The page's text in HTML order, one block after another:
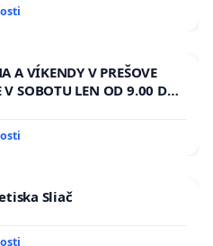
A VÍKENDY V PREŠOVE
V SOBOTU LEN OD 9.00 DO
TÝŽDEŇ CIEĽ 8.00 – 18.00
Sliač